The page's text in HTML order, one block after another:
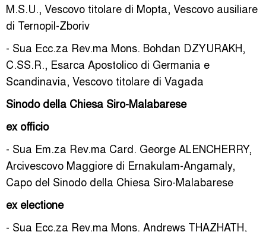
M.S.U., Vescovo titolare di Mopta, Vescovo ausiliare
di Ternopil-Zboriv
- Sua Ecc.za Rev.ma Mons. Bohdan DZYURAKH,
C.SS.R., Esarca Apostolico di Germania e
Scandinavia, Vescovo titolare di Vagada
Sinodo della Chiesa Siro-Malabarese
ex officio
- Sua Em.za Rev.ma Card. George ALENCHERRY,
Arcivescovo Maggiore di Ernakulam-Angamaly,
Capo del Sinodo della Chiesa Siro-Malabarese
ex electione
- Sua Ecc.za Rev.ma Mons. Andrews THAZHATH,